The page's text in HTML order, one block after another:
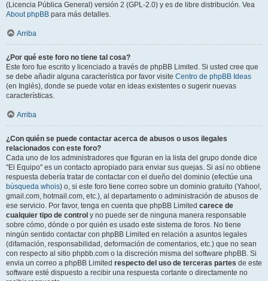
(Licencia Pública General) versión 2 (GPL-2.0) y es de libre distribución. Vea
About phpBB para más detalles.
Arriba
¿Por qué este foro no tiene tal cosa?
Este foro fue escrito y licenciado a través de phpBB Limited. Si usted cree que
se debe añadir alguna característica por favor visite Centro de phpBB Ideas
(en Inglés), donde se puede votar en ideas existentes o sugerir nuevas
características.
Arriba
¿Con quién se puede contactar acerca de abusos o usos ilegales
relacionados con este foro?
Cada uno de los administradores que figuran en la lista del grupo donde dice
"El Equipo" es un contacto apropiado para enviar sus quejas. Si así no obtiene
respuesta debería tratar de contactar con el dueño del dominio (efectúe una
búsqueda whois) o, si este foro tiene correo sobre un dominio gratuito (Yahoo!,
gmail.com, hotmail.com, etc.), al departamento o administración de abusos de
ese servicio. Por favor, tenga en cuenta que phpBB Limited carece de
cualquier tipo de control y no puede ser de ninguna manera responsable
sobre cómo, dónde o por quién es usado este sistema de foros. No tiene
ningún sentido contactar con phpBB Limited en relación a asuntos legales
(difamación, responsabilidad, deformación de comentarios, etc.) que no sean
con respecto al sitio phpbb.com o la discreción misma del software phpBB. Si
envia un correo a phpBB Limited respecto del uso de terceras partes de este
software esté dispuesto a recibir una respuesta cortante o directamente no